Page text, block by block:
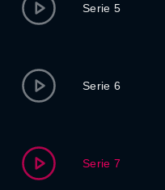
Serie 5
Serie 6
Serie 7